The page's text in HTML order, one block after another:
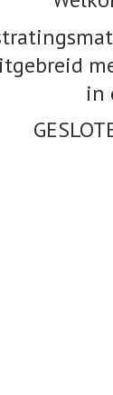
in